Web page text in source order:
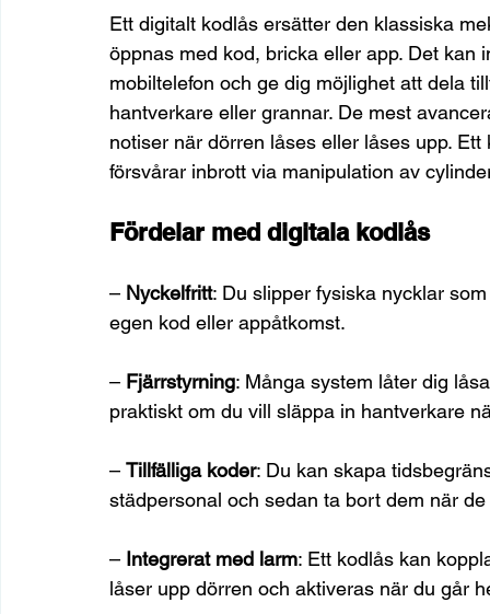
Ett digitalt kodlås ersätter den klassiska
öppnas med kod, bricka eller app. Det
mobiltelefon och ge dig möjlighet att dela
hantverkare eller grannar. De mest
notiser när dörren låses eller låses upp.
försvårar inbrott via manipulation av
Fördelar med digitala kodlås
– Nyckelfritt: Du slipper fysiska nycklar
egen kod eller appåtkomst.
– Fjärrstyrning: Många system låter dig
praktiskt om du vill släppa in hantverkare
– Tillfälliga koder: Du kan skapa
städpersonal och sedan ta bort dem när
– Integrerat med larm: Ett kodlås kan
låser upp dörren och aktiveras när du går